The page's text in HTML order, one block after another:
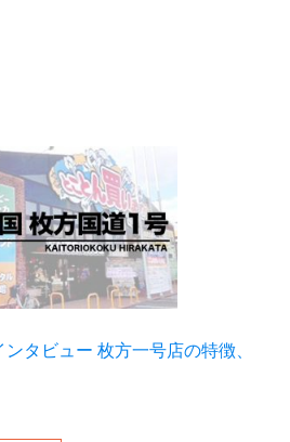
タビュー 枚方一号店の特徴、